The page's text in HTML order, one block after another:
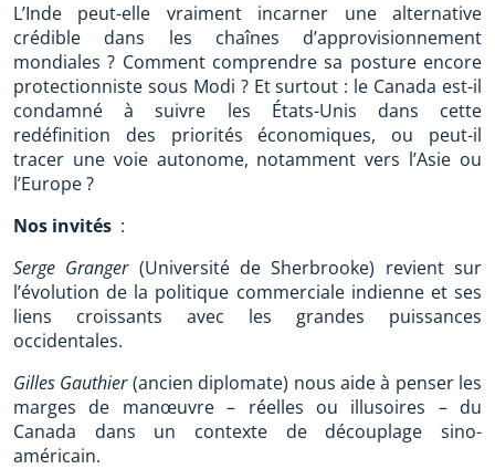
L’Inde peut-elle vraiment incarner une alternative
crédible dans les chaînes d’approvisionnement
mondiales ? Comment comprendre sa posture encore
protectionniste sous Modi ? Et surtout : le Canada est-il
condamné à suivre les États-Unis dans cette
redéfinition des priorités économiques, ou peut-il
tracer une voie autonome, notamment vers l’Asie ou
l’Europe ?
Nos invités :
Serge Granger(Université de Sherbrooke) revient sur
l’évolution de la politique commerciale indienne et ses
liens croissants avec les grandes puissances
occidentales.
Gilles Gauthier(ancien diplomate) nous aide à penser les
marges de manœuvre – réelles ou illusoires – du
Canada dans un contexte de découplage sino-
américain.